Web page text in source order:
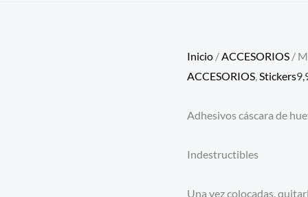
Inicio /ACCESORIOS /
ACCESORIOS,Stickers
Adhesivos cáscara de
Indestructibles
Una vez colocadas,